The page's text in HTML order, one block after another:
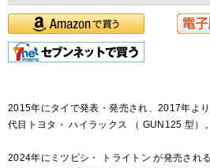
2015年にタイで発表・発売され、2017年よ
代目トヨタ・ ハイラックス （ GUN125 型）。
2024年にミツビシ・ トライトン が発売される